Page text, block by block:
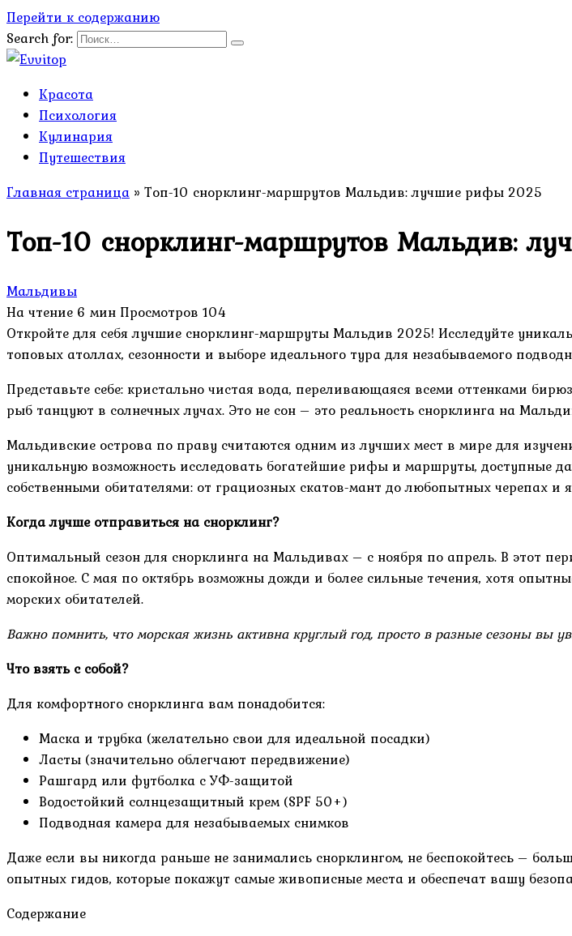
Перейти к содержанию
Search for:
Красота
Психология
Кулинария
Путешествия
Главная страница » Топ-10 снорклинг-маршрутов Мальдив: лучшие рифы 2025
Топ-10 снорклинг-маршрутов Мальдив:
Мальдивы
На чтение 6 мин Просмотров 104
Откройте для себя лучшие снорклинг-маршруты Мальдив 2025! Исследуйте
топовых атоллах, сезонности и выборе идеального тура для незабываемого
Представьте себе: кристально чистая вода, переливающаяся всеми оттенками
рыб танцуют в солнечных лучах. Это не сон – это реальность снорклинга на
Мальдивские острова по праву считаются одним из лучших мест в мире для
уникальную возможность исследовать богатейшие рифы и маршруты, доступные
собственными обитателями: от грациозных скатов-мант до любопытных черепах и
Когда лучше отправиться на снорклинг?
Оптимальный сезон для снорклинга на Мальдивах – с ноября по апрель. В этот
спокойное. С мая по октябрь возможны дожди и более сильные течения, хотя
морских обитателей.
Важно помнить, что морская жизнь активна круглый год, просто в разные сезоны вы
Что взять с собой?
Для комфортного снорклинга вам понадобится:
Маска и трубка (желательно свои для идеальной посадки)
Ласты (значительно облегчают передвижение)
Рашгард или футболка с УФ-защитой
Водостойкий солнцезащитный крем (SPF 50+)
Подводная камера для незабываемых снимков
Даже если вы никогда раньше не занимались снорклингом, не беспокойтесь –
опытных гидов, которые покажут самые живописные места и обеспечат вашу
Содержание